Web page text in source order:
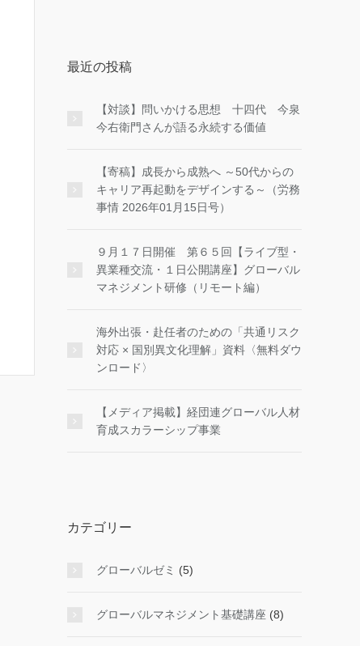
最近の投稿
【対談】問いかける思想 十四代 今泉
今右衛門さんが語る永続する価値
【寄稿】成長から成熟へ ～50代からの
キャリア再起動をデザインする～（労務
事情 2026年01月15日号）
９月１７日開催 第６５回【ライブ型・
異業種交流・１日公開講座】グローバル
マネジメント研修（リモート編）
海外出張・赴任者のための「共通リスク
対応 × 国別異文化理解」資料〈無料ダウ
ンロード〉
【メディア掲載】経団連グローバル人材
育成スカラーシップ事業
カテゴリー
グローバルゼミ (5)
グローバルマネジメント基礎講座 (8)